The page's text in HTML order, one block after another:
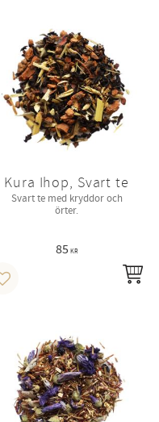
Kura Ihop, Svart te
Svart te med kryddor och
örter.
85 KR
Lägg till i favoriter